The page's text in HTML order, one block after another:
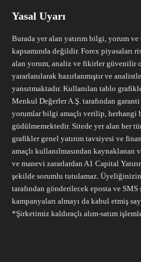
Yasal Uyarı
Burada yer alan yatırım bilgi, yorum ve
kapsamında değildir. Forex piyasaları
alan yorum, analiz ve fikirler güvenilir
yararlanılarak hazırlanmıştır ve
yansıtmaktadır. Kullanılan tablo
Menkul Değerler A.Ş. tarafından
yorumlar bilgi amaçlı verilip, herhangi
güdülmemektedir. Sitede yer alan her
grafikler genel yatırım tavsiyesi ve
amaçlı kullanılmasından kaynaklanan
ve manevi zararlardan A1 Capital
şekilde sorumlu tutulamaz.
tarafından gönderilecek eposta ve
kampanyaları almayı da kabul etmiş
*Şirketimiz kaldıraçlı alım-satım